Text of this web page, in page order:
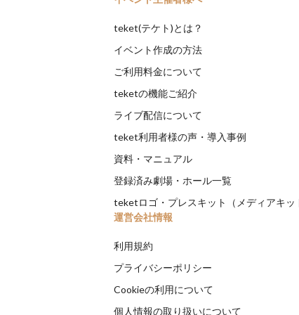
teket(テケト)とは？
イベント作成の方法
ご利用料金について
teketの機能ご紹介
ライブ配信について
teket利用者様の声・導入事例
資料・マニュアル
登録済み劇場・ホール一覧
teketロゴ・プレスキット（メディアキッ
運営会社情報
利用規約
プライバシーポリシー
Cookieの利用について
個人情報の取り扱いについて